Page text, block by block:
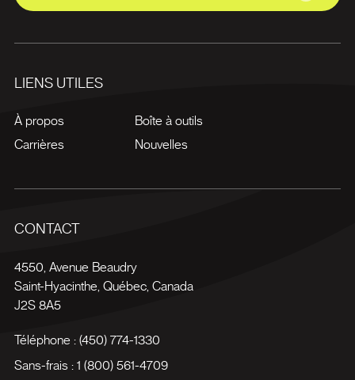
LIENS UTILES
À propos
Carrières
Boîte à outils
Nouvelles
CONTACT
4550, Avenue Beaudry
Saint-Hyacinthe Québec, Canada
J2S 8A5
Téléphone : (450) 774-1330
Sans-frais : 1 (800) 561-4709